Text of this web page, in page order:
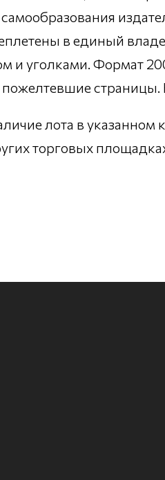
в единый
и уголками. Формат
страницы.
лота в указанном
торговых